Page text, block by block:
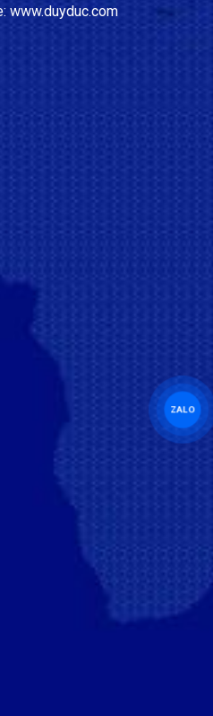
www.duyduc.com
ZALO